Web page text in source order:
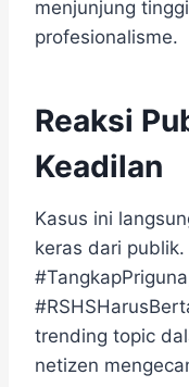
menjunjung
profesionalisme.
Reaksi
Keadilan
Kasus ini
keras dari
trending topic
netizen